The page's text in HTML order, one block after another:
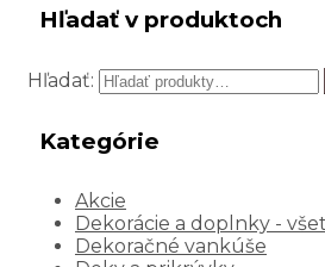
Hľadať v produktoch
Hľadať:
Kategórie
Akcie
Dekorácie a doplnky -
Dekoračné vankúše